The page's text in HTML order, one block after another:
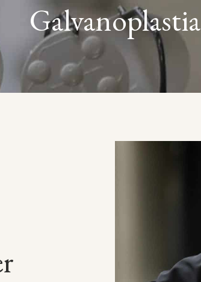
GALVANOPLASTIA
ARENADO
PULIDO MANUAL
Galvanoplastia